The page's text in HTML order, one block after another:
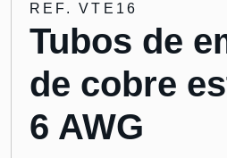
REF. VTE16
Tubos de
de cobre
6 AWG